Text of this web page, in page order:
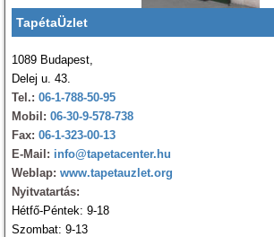
TapétaÜzlet
1089 Budapest,
Delej u. 43.
Tel.: 06-1-788-50-95
Mobil: 06-30-9-578-738
Fax: 06-1-323-00-13
E-Mail: info@tapetacenter.hu
Weblap: www.tapetauzlet.org
Nyitvatartás:
Hétfő-Péntek: 9-18
Szombat: 9-13